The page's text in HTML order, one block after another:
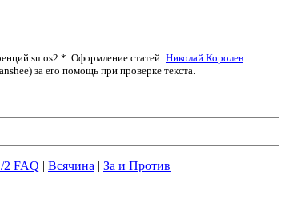
su.os2.*. Оформление статей: Николай Королев.
за его помощь при проверке текста.
2 FAQ | Всячина | За и Против |